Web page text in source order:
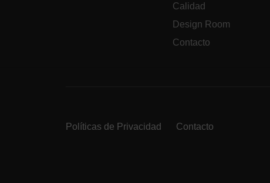
Calidad
Design Room
Contacto
Políticas de Privacidad Contacto